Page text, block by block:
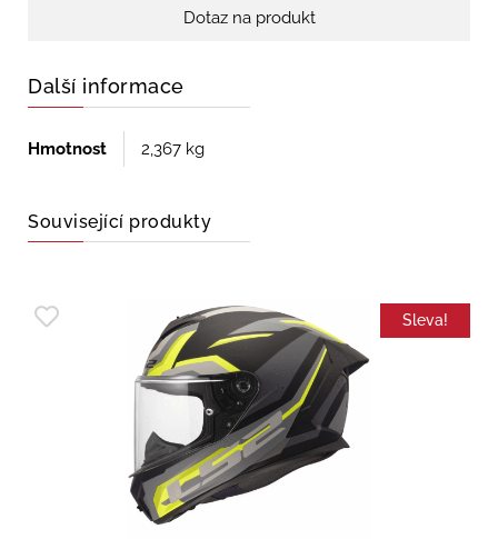
Dotaz na produkt
Další informace
Hmotnost 2,367 kg
Související produkty
Sleva!